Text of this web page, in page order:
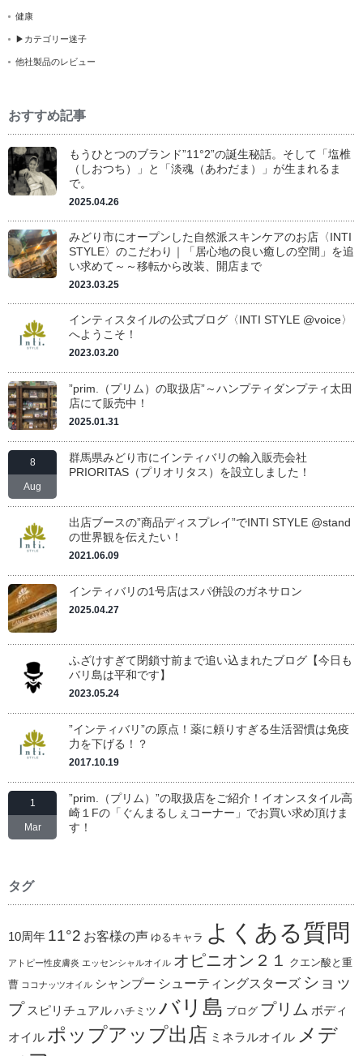
健康
▶カテゴリー迷子
他社製品のレビュー
おすすめ記事
もうひとつのブランド”11°2”の誕生秘話。そして「塩椎
（しおつち）」と「淡魂（あわだま）」が生まれるま
で。
2025.04.26
みどり市にオープンした自然派スキンケアのお店〈INTI
STYLE〉のこだわり｜「居心地の良い癒しの空間」を追
い求めて～～移転から改装、開店まで
2023.03.25
インティスタイルの公式ブログ〈INTI STYLE @voice〉
へようこそ！
2023.03.20
”prim.（プリム）の取扱店”～ハンプティダンプティ太田
店にて販売中！
2025.01.31
8
Aug
群馬県みどり市にインティバリの輸入販売会社
PRIORITAS（プリオリタス）を設立しました！
出店ブースの”商品ディスプレイ”でINTI STYLE @stand
の世界観を伝えたい！
2021.06.09
インティバリの1号店はスパ併設のガネサロン
2025.04.27
ふざけすぎて閉鎖寸前まで追い込まれたブログ【今日も
バリ島は平和です】
2023.05.24
”インティバリ”の原点！薬に頼りすぎる生活習慣は免疫
力を下げる！？
2017.10.19
1
Mar
”prim.（プリム）”の取扱店をご紹介！イオンスタイル高
崎１Fの「ぐんまるしぇコーナー」でお買い求め頂けま
す！
タグ
10周年 11°2 お客様の声 ゆるキャラ よくある質問
アトピー性皮膚炎 エッセンシャルオイル オピニオン２１ クエン酸と重
曹 ココナッツオイル シャンプー シューティングスターズ ショッ
プ スピリチュアル ハチミツ バリ島 ブログ プリム ボディ
オイル ポップアップ出店 ミネラルオイル メデ